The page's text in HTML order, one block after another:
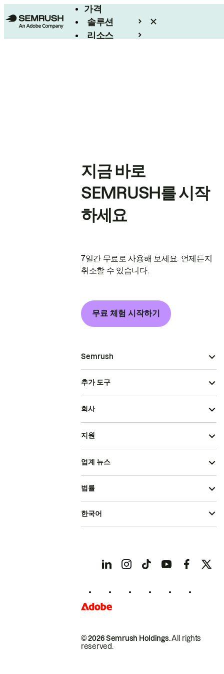
가격
솔루션
리소스
지금 바로
SEMRUSH를 시작
하세요
7일간 무료로 사용해 보세요. 언제든지
취소할 수 있습니다.
무료 체험 시작하기
Semrush
추가 도구
회사
지원
업계 뉴스
© 2026 Semrush Holdings.All rights
reserved.
법률
한국어